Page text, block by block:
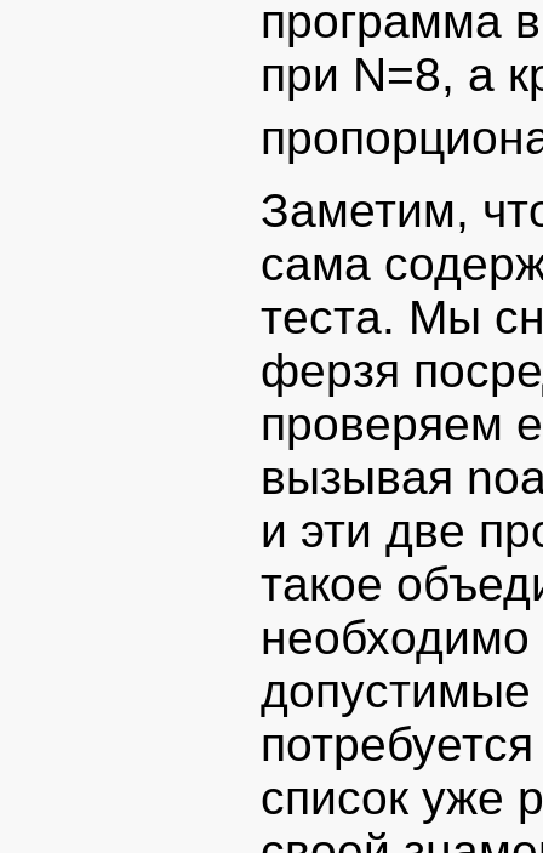
программа
при N=8, а
Заметим,
сама
теста. Мы
ферзя
проверяем
вызывая
и эти две
такое
необходимо
допустимые
список уже